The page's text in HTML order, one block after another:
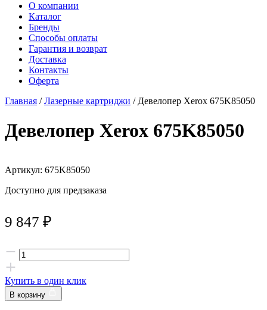
О компании
Каталог
Бренды
Способы оплаты
Гарантия и возврат
Доставка
Контакты
Оферта
Главная /Лазерные картриджи / Девелопер Xerox 675K85050
Девелопер Xerox 675K85050
Артикул: 675K85050
Доступно для предзаказа
9 847 ₽
Купить в один клик
В корзину